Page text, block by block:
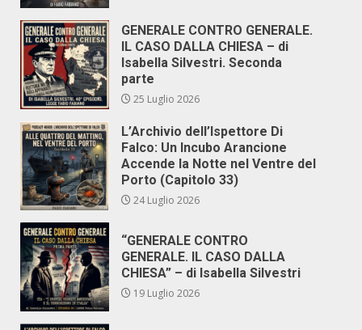
GENERALE CONTRO GENERALE.
IL CASO DALLA CHIESA – di
Isabella Silvestri. Seconda
parte
25 Luglio 2026
L’Archivio dell’Ispettore Di
Falco: Un Incubo Arancione
Accende la Notte nel Ventre del
Porto (Capitolo 33)
24 Luglio 2026
“GENERALE CONTRO
GENERALE. IL CASO DALLA
CHIESA” – di Isabella Silvestri
19 Luglio 2026